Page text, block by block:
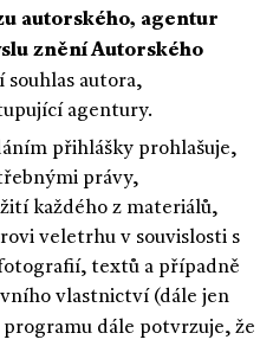
autorského, agentur
znění Autorského
souhlas autora,
agentury.
přihlášky prohlašuje,
právy,
každého z materiálů,
veletrhu v souvislosti s
textů a případně
vlastnictví (dále jen
dále potvrzuje, že